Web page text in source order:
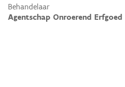
Behandelaar
Agentschap Onroerend Erfgoed